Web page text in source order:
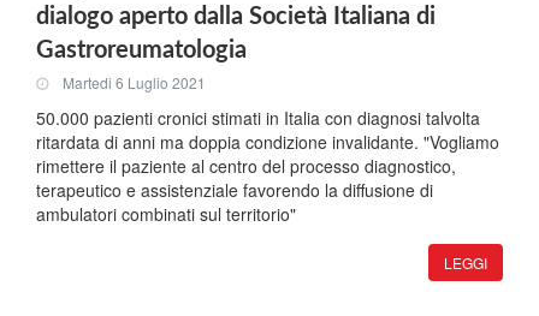
dialogo aperto dalla Società Italiana di
Gastroreumatologia
Martedi 6 Luglio 2021
50.000 pazienti cronici stimati in Italia con diagnosi talvolta
ritardata di anni ma doppia condizione invalidante. "Vogliamo
rimettere il paziente al centro del processo diagnostico,
terapeutico e assistenziale favorendo la diffusione di
ambulatori combinati sul territorio"
LEGGI